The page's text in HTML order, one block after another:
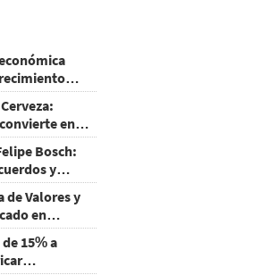
en
Bosch:
y
de Valores y
en
15% a